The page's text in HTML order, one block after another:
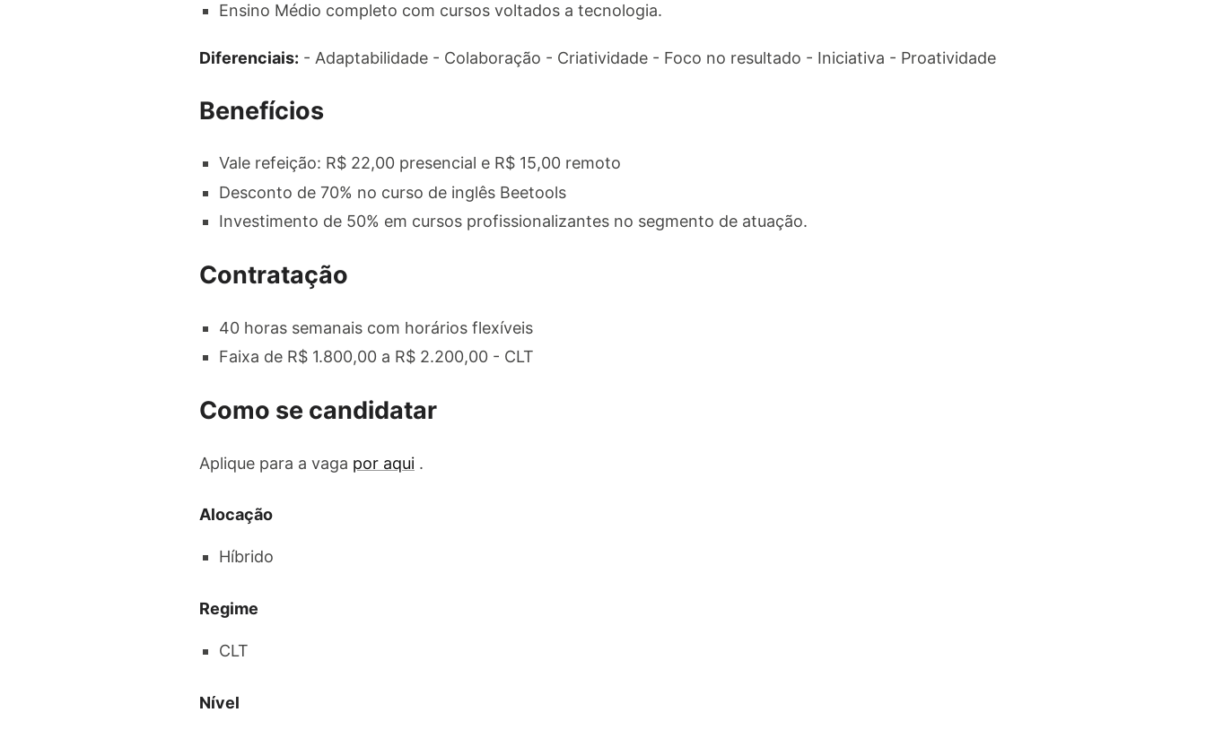
Ensino Médio completo com cursos voltados a tecnologia.
Diferenciais: - Adaptabilidade - Colaboração - Criatividade - Foco no resultado - Iniciativa - Proatividade
Benefícios
Vale refeição: R$ 22,00 presencial e R$ 15,00 remoto
Desconto de 70% no curso de inglês Beetools
Investimento de 50% em cursos profissionalizantes no segmento de atuação.
Contratação
40 horas semanais com horários flexíveis
Faixa de R$ 1.800,00 a R$ 2.200,00 - CLT
Como se candidatar
Aplique para a vaga por aqui .
Alocação
Híbrido
Regime
CLT
Nível